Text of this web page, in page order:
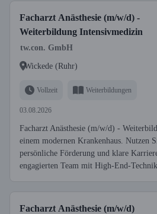
Facharzt Anästhesie (m/w/d) -
Weiterbildung Intensivmedizin
tw.con. GmbH
Wickede (Ruhr)
Vollzeit Weiterbildungen
03.08.2026
Facharzt Anästhesie (m/w/d) -
einem modernen Krankenhaus. Nutzen
persönliche Förderung und klare
engagierten Team mit High-End-
Facharzt Anästhesie (m/w/d)